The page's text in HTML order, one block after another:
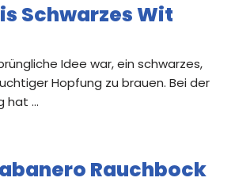
Schwarzes Wit
Idee war, ein schwarzes,
Hopfung zu brauen. Bei der
hat …
Rauchbock